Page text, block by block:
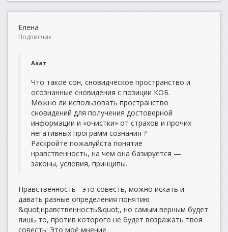
Елена
Подписчик
Азат
Что такое сон, сновидческое пространство и
осознанные сновидения с позиции КОБ.
Можно ли использовать пространство
сновидений для получения достоверной
информации и «очистки» от страхов и прочих
негативных программ сознания ?
Раскройте пожалуйста понятие
нравственность, на чем она базируется —
законы, условия, принципы.
Нравственность - это совесть, можно искать и
давать разные определения понятию
&quot;нравственность&quot;, но самым верным будет
лишь то, против которого не будет возражать твоя
совесть. Это моё мнение.